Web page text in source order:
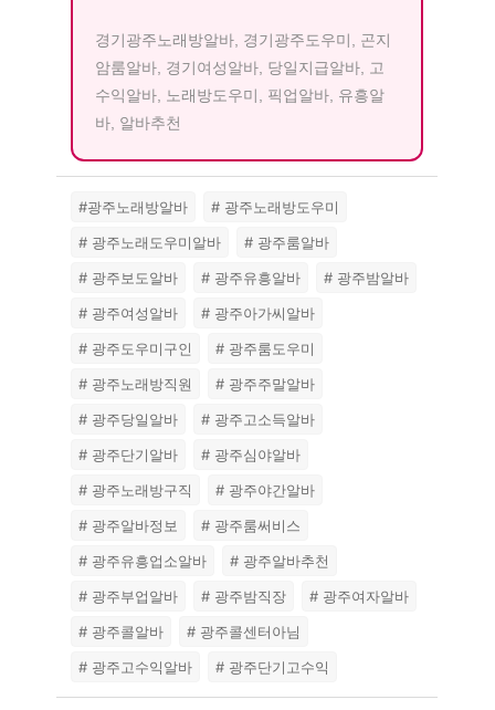
경기광주노래방알바, 경기광주도우미, 곤지
암룸알바, 경기여성알바, 당일지급알바, 고
수익알바, 노래방도우미, 픽업알바, 유흥알
바, 알바추천
#광주노래방알바
# 광주노래방도우미
# 광주노래도우미알바
# 광주룸알바
# 광주보도알바
# 광주유흥알바
# 광주밤알바
# 광주여성알바
# 광주아가씨알바
# 광주도우미구인
# 광주룸도우미
# 광주노래방직원
# 광주주말알바
# 광주당일알바
# 광주고소득알바
# 광주단기알바
# 광주심야알바
# 광주노래방구직
# 광주야간알바
# 광주알바정보
# 광주룸써비스
# 광주유흥업소알바
# 광주알바추천
# 광주부업알바
# 광주밤직장
# 광주여자알바
# 광주콜알바
# 광주콜센터아님
# 광주고수익알바
# 광주단기고수익